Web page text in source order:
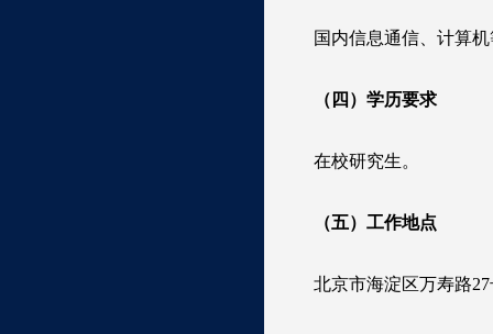
国内信息通信、计算
（四） 学历要求
在校研究生。
（五）工作地点
北京市海淀区万寿路